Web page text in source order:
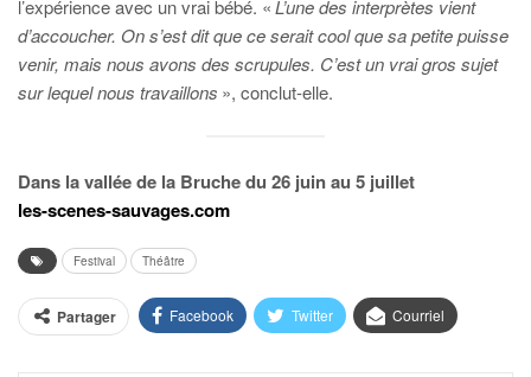
l’expérience avec un vrai bébé. «L’une des interprètes vient
d’accoucher. On s’est dit que ce serait cool que sa petite puisse
venir, mais nous avons des scrupules. C’est un vrai gros sujet
sur lequel nous travaillons », conclut-elle.
Dans la vallée de la Bruche du 26 juin au 5 juillet
les-scenes-sauvages.com
Festival Théâtre
Partager Facebook Twitter Courriel